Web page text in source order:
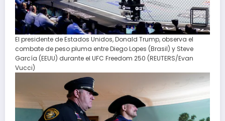
El presidente de Estados Unidos, Donald Trump, observa el
combate de peso pluma entre Diego Lopes (Brasil) y Steve
García (EEUU) durante el UFC Freedom 250 (REUTERS/Evan
Vucci)